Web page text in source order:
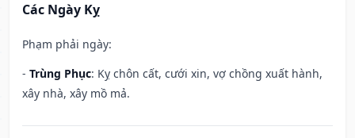
Các Ngày Kỵ
Phạm phải ngày:
- Trùng Phục: Kỵ chôn cất, cưới xin, vợ chồng xuất hành,
xây nhà, xây mồ mả.